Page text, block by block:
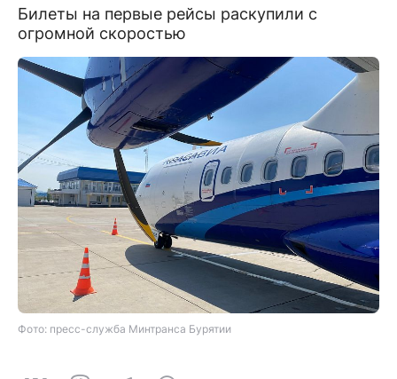
Билеты на первые рейсы раскупили с
огромной скоростью
Фото: пресс-служба Минтранса Бурятии